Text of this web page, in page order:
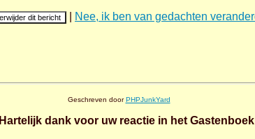
Nee, ik ben van gedachten
Geschreven door PHPJunkYard
Hartelijk dank voor uw reactie in het Gastenboek